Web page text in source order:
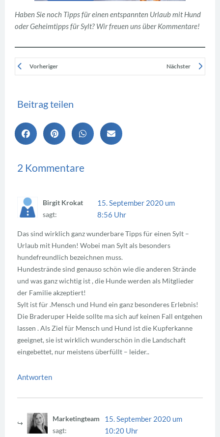
Haben Sie noch Tipps für einen entspannten Urlaub mit Hund
oder Geheimtipps für Sylt? Wir freuen uns über Kommentare!
Vorheriger Nächster
Beitrag teilen
2 Kommentare
Birgit Krokat
sagt:
15. September 2020 um
8:56 Uhr
Das sind wirklich ganz wunderbare Tipps für einen Sylt –
Urlaub mit Hunden! Wobei man Sylt als besonders
hundefreundlich bezeichnen muss.
Hundestrände sind genauso schön wie die anderen Strände
und was ganz wichtig ist , die Hunde werden als Mitglieder
der Familie akzeptiert!
Sylt ist für .Mensch und Hund ein ganz besonderes Erlebnis!
Die Braderuper Heide sollte ma sich auf keinen Fall entgehen
lassen . Als Ziel für Mensch und Hund ist die Kupferkanne
geeignet, sie ist wirklich wunderschön in die Landschaft
eingebettet, nur meistens überfüllt – leider..
Antworten
Marketingteam
sagt:
15. September 2020 um
10:20 Uhr